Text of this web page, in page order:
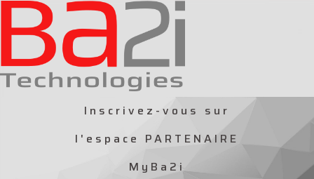
Aller
au
contenu
Inscrivez-vous sur
l'espace PARTENAIRE
MyBa2i